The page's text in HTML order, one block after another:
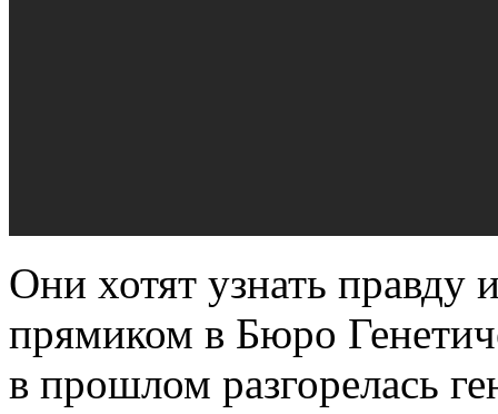
Они хотят узнать правду
прямиком в Бюро
в прошлом разгорелась